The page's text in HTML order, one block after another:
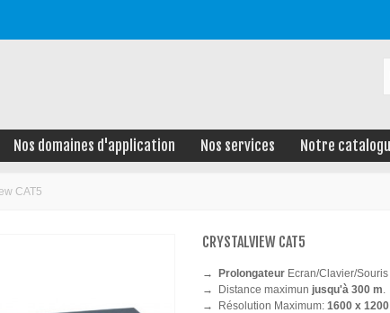
Nos domaines d'application Nos services Notre
CAT5
CRYSTALVIEW CAT5
→ ProlongateurEcran/Clavier/Souris
→
Distance maximun jusqu'à 300 m.
→
Résolution Maximum: 1600 x 1200